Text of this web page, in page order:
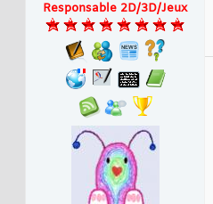
Responsable 2D/3D/Jeux